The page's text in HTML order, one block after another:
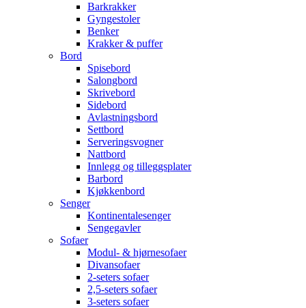
Barkrakker
Gyngestoler
Benker
Krakker & puffer
Bord
Spisebord
Salongbord
Skrivebord
Sidebord
Avlastningsbord
Settbord
Serveringsvogner
Nattbord
Innlegg og tilleggsplater
Barbord
Kjøkkenbord
Senger
Kontinentalesenger
Sengegavler
Sofaer
Modul- & hjørnesofaer
Divansofaer
2-seters sofaer
2,5-seters sofaer
3-seters sofaer